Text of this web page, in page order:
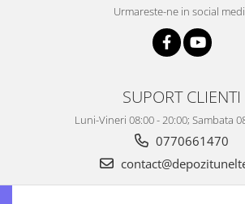
Urmareste-ne in social
SUPORT CLIENTI
Luni-Vineri 08:00 - 20:00; Sambata
0770661470